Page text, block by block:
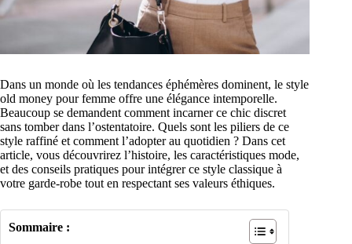
Dans un monde où les tendances éphémères dominent, le style
old money pour femme offre une élégance intemporelle.
Beaucoup se demandent comment incarner ce chic discret
sans tomber dans l’ostentatoire. Quels sont les piliers de ce
style raffiné et comment l’adopter au quotidien ? Dans cet
article, vous découvrirez l’histoire, les caractéristiques mode,
et des conseils pratiques pour intégrer ce style classique à
votre garde-robe tout en respectant ses valeurs éthiques.
Sommaire :